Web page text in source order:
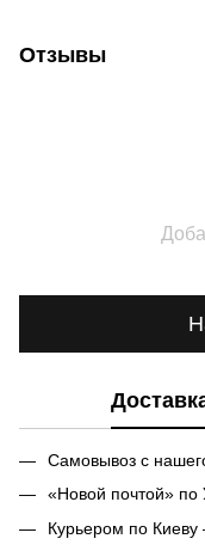
Отзывы
Самовывоз с
«Новой почтой» по
Курьером по